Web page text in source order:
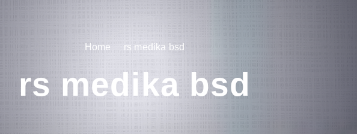
Home rs medika bsd
rs medika bsd